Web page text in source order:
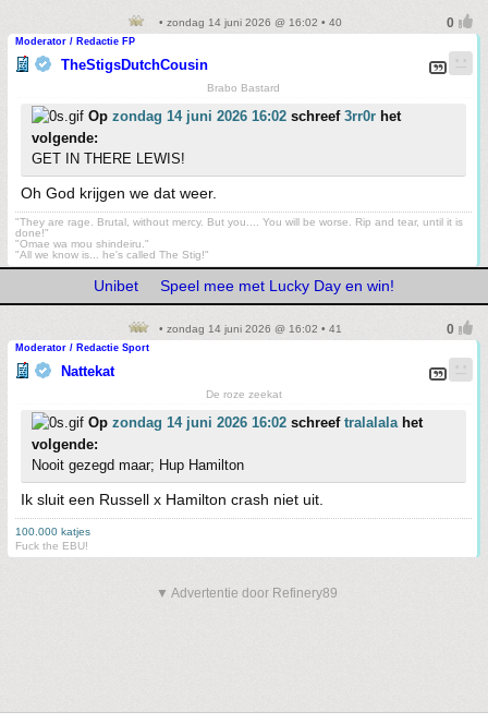
• zondag 14 juni 2026 @ 16:02 • 40
Moderator / Redactie FP
TheStigsDutchCousin
Brabo Bastard
Op zondag 14 juni 2026 16:02 schreef 3rr0r het
volgende:
GET IN THERE LEWIS!
Oh God krijgen we dat weer.
"They are rage. Brutal, without mercy. But you.... You will be worse. Rip and tear, until it is
done!"
"Omae wa mou shindeiru."
"All we know is... he's called The Stig!"
Unibet Speel mee met Lucky Day en win!
• zondag 14 juni 2026 @ 16:02 • 41
Moderator / Redactie Sport
Nattekat
De roze zeekat
Op zondag 14 juni 2026 16:02 schreef tralalala het
volgende:
Nooit gezegd maar; Hup Hamilton
Ik sluit een Russell x Hamilton crash niet uit.
100.000 katjes
Fuck the EBU!
▼ Advertentie door Refinery89